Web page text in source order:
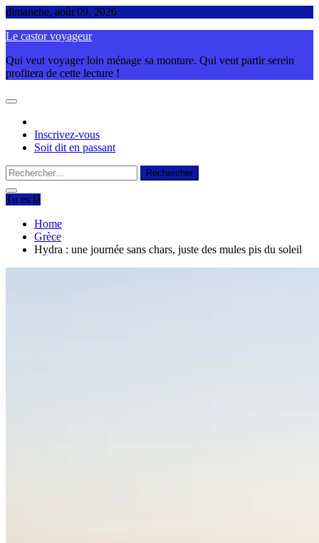
Skip
content
dimanche, août 09, 2026
Le castor voyageur
Qui veut voyager loin ménage sa monture. Qui veut partir serein
profitera de cette lecture !
Inscrivez-vous
Soit dit en passant
Rechercher :
Tu es là
Home
Grèce
Hydra : une journée sans chars, juste des mules pis du soleil